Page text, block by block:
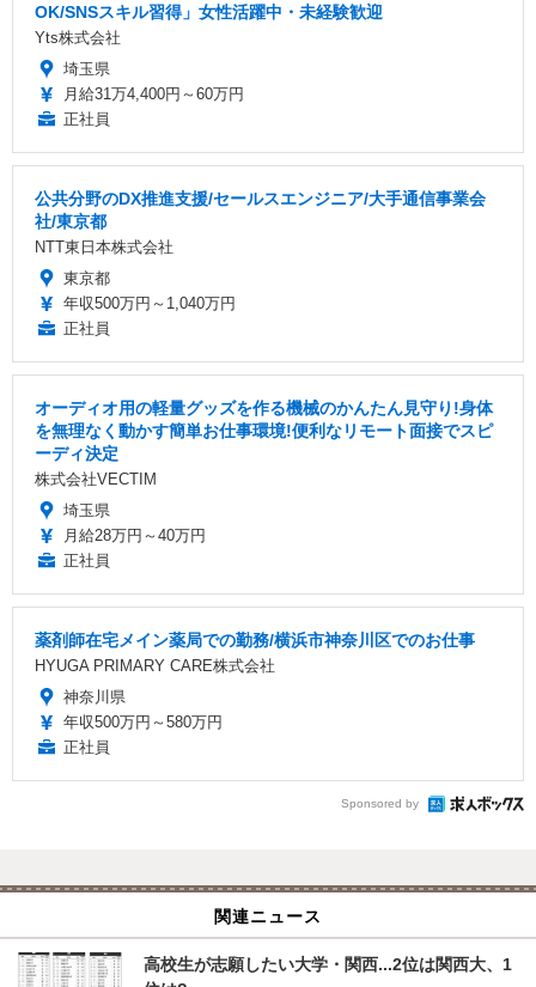
OK/SNSスキル習得」女性活躍中・未経験歓迎
Yts株式会社
埼玉県
月給31万4,400円～60万円
正社員
公共分野のDX推進支援/セールスエンジニア/大手通信事業会
社/東京都
NTT東日本株式会社
東京都
年収500万円～1,040万円
正社員
オーディオ用の軽量グッズを作る機械のかんたん見守り!身体
を無理なく動かす簡単お仕事環境!便利なリモート面接でスピ
ーディ決定
株式会社VECTIM
埼玉県
月給28万円～40万円
正社員
薬剤師在宅メイン薬局での勤務/横浜市神奈川区でのお仕事
HYUGA PRIMARY CARE株式会社
神奈川県
年収500万円～580万円
正社員
Sponsored by
関連ニュース
高校生が志願したい大学・関西...2位は関西大、1